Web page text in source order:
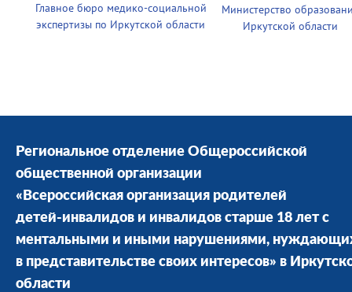
Главное бюро медико-социальной
экспертизы по Иркутской области
Министерство
Иркутской области
Региональное отделение Общероссийской
общественной организации
«Всероссийская организация родителей
детей-инвалидов и инвалидов старше 18 лет с
ментальными и иными нарушениями,
в представительстве своих интересов» в
области